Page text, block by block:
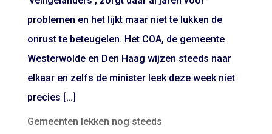
problemen en het lijkt maar niet te lukken de
onrust te beteugelen. Het COA, de gemeente
Westerwolde en Den Haag wijzen steeds naar
elkaar en zelfs de minister leek deze week niet
precies […]
Gemeenten lekken nog steeds